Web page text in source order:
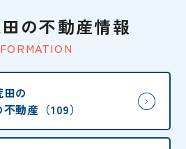
の不動産情報
の
動産（109）